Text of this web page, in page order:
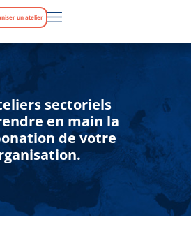
un atelier
sectoriels
en main la
de votre